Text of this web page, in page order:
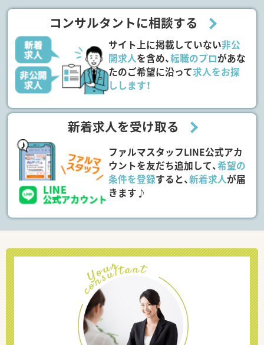
コンサルタントに相談する
サイト上に掲載していない非公
開求人を含め、転職のプロがあな
たのご希望に沿って求人をお探
しします！
新着求人を受け取る
ファルマスタッフLINE公式アカ
ウントを友だち追加して、希望の
条件を登録すると、新着求人が届
きます♪